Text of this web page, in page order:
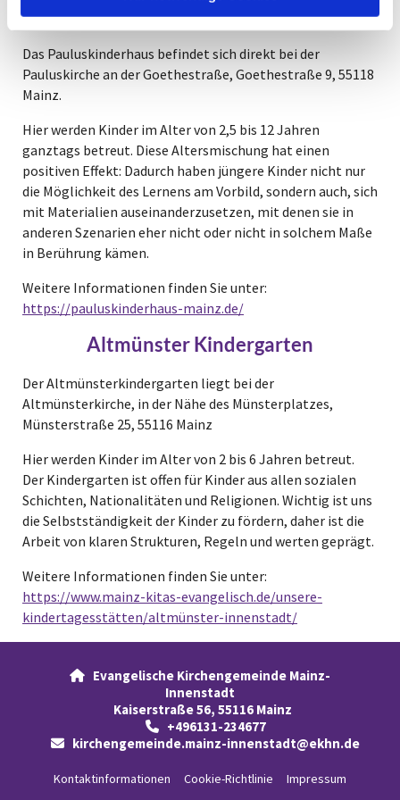
Pauluskinderhaus
Das Pauluskinderhaus befindet sich direkt bei der
Pauluskirche an der Goethestraße, Goethestraße 9, 55118
Mainz.
Hier werden Kinder im Alter von 2,5 bis 12 Jahren
ganztags betreut. Diese Altersmischung hat einen
positiven Effekt: Dadurch haben jüngere Kinder nicht nur
die Möglichkeit des Lernens am Vorbild, sondern auch, sich
mit Materialien auseinanderzusetzen, mit denen sie in
anderen Szenarien eher nicht oder nicht in solchem Maße
in Berührung kämen.
Weitere Informationen finden Sie unter:
https://pauluskinderhaus-mainz.de/
Altmünster Kindergarten
Der Altmünsterkindergarten liegt bei der
Altmünsterkirche, in der Nähe des Münsterplatzes,
Münsterstraße 25, 55116 Mainz
Hier werden Kinder im Alter von 2 bis 6 Jahren betreut.
Der Kindergarten ist offen für Kinder aus allen sozialen
Schichten, Nationalitäten und Religionen. Wichtig ist uns
die Selbstständigkeit der Kinder zu fördern, daher ist die
Arbeit von klaren Strukturen, Regeln und werten geprägt.
Weitere Informationen finden Sie unter:
https://www.mainz-kitas-evangelisch.de/unsere-
kindertagesstätten/altmünster-innenstadt/

Evangelische Kirchengemeinde Mainz-
Innenstadt
Kaiserstraße 56, 55116 Mainz
+496131-234677
 kirchengemeinde.mainz-innenstadt@ekhn.de
Kontaktinformationen Cookie-Richtlinie Impressum